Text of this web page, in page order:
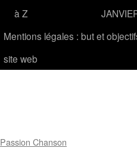
à Z
Mentions légales : but et
site web
Passion Chanson